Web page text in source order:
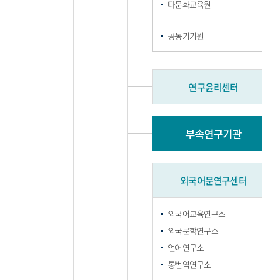
다문화교육원
공동기기원
연구윤리센터
부속연구기관
외국어문연구센터
외국어교육연구소
외국문학연구소
언어연구소
통번역연구소